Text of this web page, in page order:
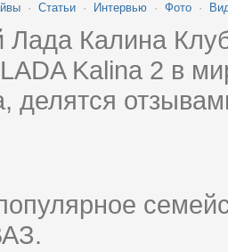
· Статьи · Интервью · Фото ·
Калина
Kalina 2 в
делятся